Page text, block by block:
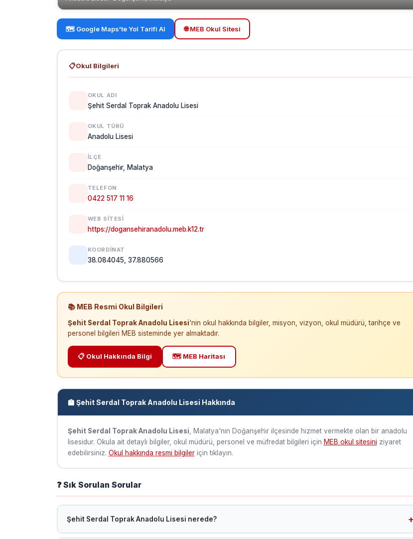
🗺️ Google Maps'te Yol Tarifi Al 🌐 MEB Okul Sitesi
📋Okul Bilgileri
OKUL ADI
Şehit Serdal Toprak Anadolu Lisesi
OKUL TÜRÜ
Anadolu Lisesi
İLÇE
Doğanşehi̇r, Malatya
TELEFON
0422 517 11 16
WEB SITESI
https://dogansehiranadolu.meb.k12.tr
KOORDINAT
38.084045, 37.880566
📚 MEB Resmi Okul Bilgileri
Şehit Serdal Toprak Anadolu Lisesi'nin okul hakkında bilgiler, misyon, vizyon, okul müdürü, tarihçe ve
personel bilgileri MEB sisteminde yer almaktadır.
📋 Okul Hakkında Bilgi 🗺️ MEB Haritası
🏫 Şehit Serdal Toprak Anadolu Lisesi Hakkında
Şehit Serdal Toprak Anadolu Lisesi , Malatya'nın Doğanşehi̇r ilçesinde hizmet vermekte olan bir anadolu
lisesidur. Okula ait detaylı bilgiler, okul müdürü, personel ve müfredat bilgileri için MEB okul sitesini ziyaret
edebilirsiniz. Okul hakkında resmi bilgileriçin tıklayın.
❓ Sık Sorulan Sorular
Şehit Serdal Toprak Anadolu Lisesi nerede?